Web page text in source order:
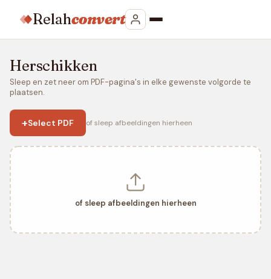
Relahconvert
Herschikken
Sleep en zet neer om PDF-pagina's in elke gewenste volgorde te
plaatsen.
+Select PDF of sleep afbeeldingen hierheen
of sleep afbeeldingen hierheen